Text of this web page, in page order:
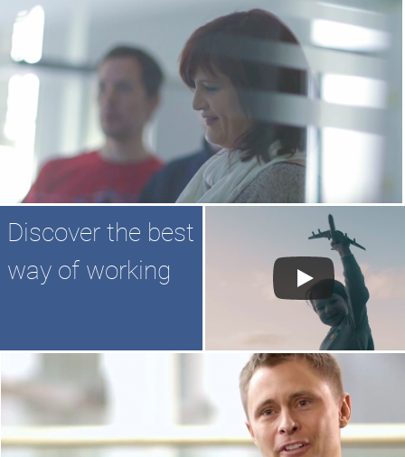
Discover the best
way of working